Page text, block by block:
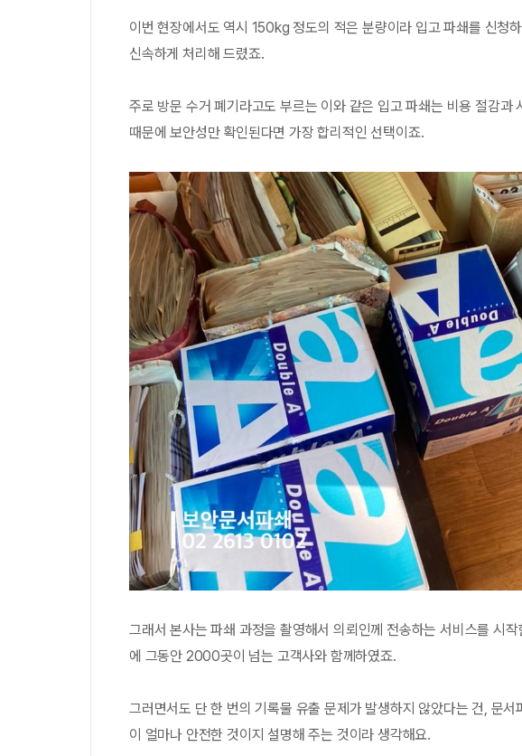
이번 현장에서도 역시 150kg 정도의 적은 분량이라 입고 파쇄를 신청
신속하게 처리해 드렸죠.
주로 방문 수거 폐기라고도 부르는 이와 같은 입고 파쇄는 비용 절감과
때문에 보안성만 확인된다면 가장 합리적인 선택이죠.
그래서 본사는 파쇄 과정을 촬영해서 의뢰인께 전송하는 서비스를 시
에 그동안 2000곳이 넘는 고객사와 함께하였죠.
그러면서도 단 한 번의 기록물 유출 문제가 발생하지 않았다는 건, 문
이 얼마나 안전한 것이지 설명해 주는 것이라 생각해요.